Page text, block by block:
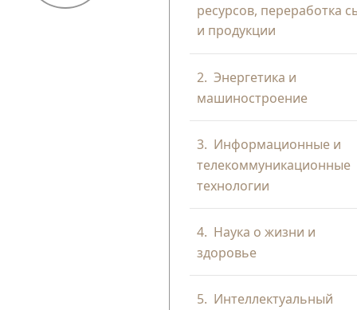
ресурсов, переработка
и продукции
2.Энергетика и
машиностроение
3. Информационные и
телекоммуникационные
технологии
4. Наука о жизни и
здоровье
5. Интеллектуальный